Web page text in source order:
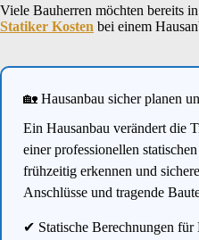
Viele Bauherren möchten bereits
Statiker Kosten bei einem
🏡 Hausanbau sicher planen
Ein Hausanbau verändert die
einer professionellen
frühzeitig erkennen und
Anschlüsse und tragende
✔ Statische Berechnungen für